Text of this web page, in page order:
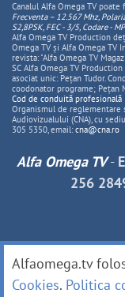
Canalul Alfa Omega TV
Frecventa – 12.567 Mhz,
S2,8PSK, FEC - 3/5, Codare -
Alfa Omega TV Production
Omega TV și Alfa Omega TV
revista: "Alfa Omega TV
SC Alfa Omega TV
asociat unic: Pețan Tudor.
coodonator programe;
Cod de conduită profesională
Organismul de reglementare
Audiovizualului (CNA), cu
305 5350, email: cna@cna.ro
Alfa Omega TV-
256
Alfaomega.tv
Cookies. Politica